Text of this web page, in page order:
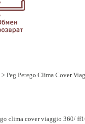
> Peg Perego Clima Cover
clima cover viaggio 360/